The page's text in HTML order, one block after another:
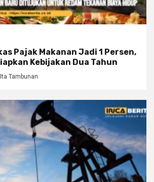
Pajak Makanan Jadi 1 Persen,
Kebijakan Dua Tahun
Ita Tambunan